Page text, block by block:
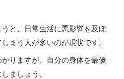
と、日常生活に悪影響を及ぼ
まう人が多いのが現状です。
りますが、自分の身体を最優
ましょう。